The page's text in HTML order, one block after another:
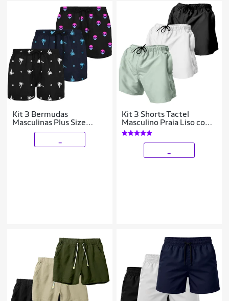
Kit 3 Bermudas
Masculinas Plus Size
Estampadas Tecido Leve
Academia Conforto
Kit 3 Shorts Tactel
Masculino Praia Liso com
Bolsos Secagem Rápida e
Ajuste